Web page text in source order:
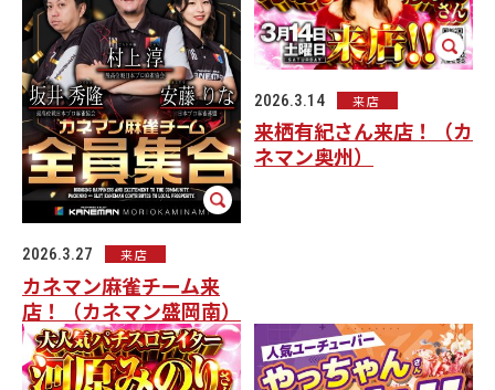
2026.3.27 来店
カネマン麻雀チーム来
店！（カネマン盛岡南）
2026.3.14 来店
来栖有紀さん来店！（カ
ネマン奥州）